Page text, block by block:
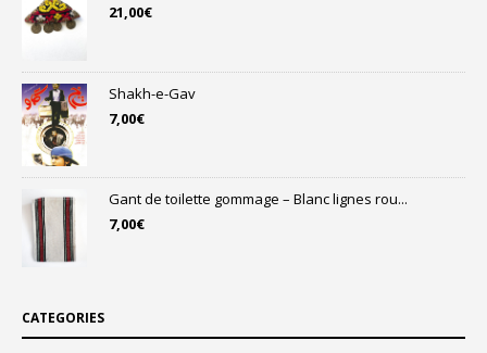
21,00€
Shakh-e-Gav
7,00€
Gant de toilette gommage – Blanc lignes rou...
7,00€
CATEGORIES